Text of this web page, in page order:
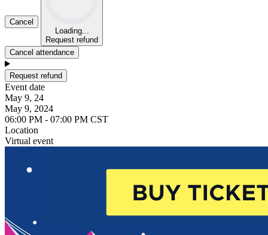
Cancel
Loading...
Request refund
Cancel attendance
Request refund
Event date
May 9, 24
May 9, 2024
06:00 PM - 07:00 PM CST
Location
Virtual event